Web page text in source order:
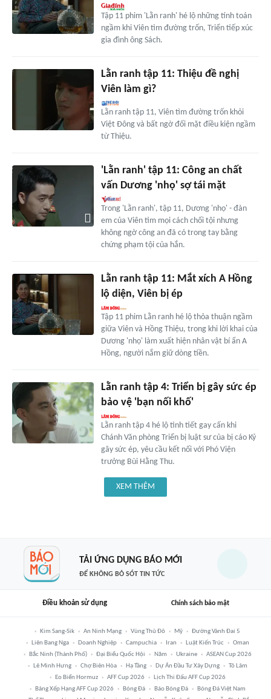
Tập 11 phim 'Lằn ranh' hé lộ những tính toán
ngầm khi Viên tìm đường trốn, Triển tiếp xúc
gia đình ông Sách.
Lằn ranh tập 11: Thiệu đề nghị
Viên làm gì?
Lằn ranh tập 11, Viên tìm đường trốn khỏi
Việt Đông và bất ngờ đối mặt điều kiện ngầm
từ Thiệu.
'Lằn ranh' tập 11: Công an chất
vấn Dương 'nhọ' sợ tái mặt
Trong 'Lằn ranh', tập 11, Dương 'nhọ' - đàn
em của Viên tìm mọi cách chối tội nhưng
không ngờ công an đã có trong tay bằng
chứng phạm tội của hắn.
Lằn ranh tập 11: Mắt xích A Hồng
lộ diện, Viên bị ép
Tập 11 phim Lằn ranh hé lộ thỏa thuận ngầm
giữa Viên và Hồng Thiệu, trong khi lời khai của
Dương 'nhọ' làm xuất hiện nhân vật bí ẩn A
Hồng, người nắm giữ dòng tiền.
Lằn ranh tập 4: Triển bị gây sức ép
bảo vệ 'bạn nối khố'
Lằn ranh tập 4 hé lộ tình tiết gay cấn khi
Chánh Văn phòng Triển bị luật sư của bị cáo Kỷ
gây sức ép, yêu cầu kết nối với Phó Viện
trưởng Bùi Hằng Thu.
XEM THÊM
TẢI ỨNG DỤNG BÁO MỚI
ĐỂ KHÔNG BỎ SÓT TIN TỨC
Điều khoản sử dụng Chính sách bảo mật
Kim Sang-Sik An Ninh Mạng Vùng Thủ Đô Mỹ
Đường Vành Đai 5
Liên Bang Nga
Doanh Nghiệp Campuchia Iran Luật Kiến Trúc
Oman
Bắc Ninh (thành Phố)
Đại Biểu Quốc Hội Năm Ukraine
ASEAN Cup 2026
Lê Minh Hưng
Chợ Biên Hòa Hạ Tầng Dự Án Đầu Tư Xây Dựng
Tô Lâm
Eo Biển Hormuz
AFF Cup 2026
Lịch Thi Đấu AFF Cup 2026
Bảng Xếp Hạng AFF Cup 2026
Bóng Đá Báo Bóng Đá
Bóng Đá Việt Nam